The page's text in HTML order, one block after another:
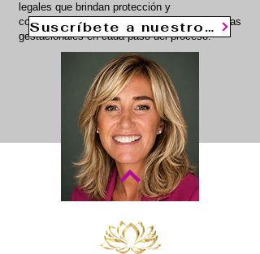
legales que brindan protección y
compensación financiera a nuestras portadoras
gestacionales en cada paso del proceso.
Catharine Murray
Suscríbete a nuestro Blog